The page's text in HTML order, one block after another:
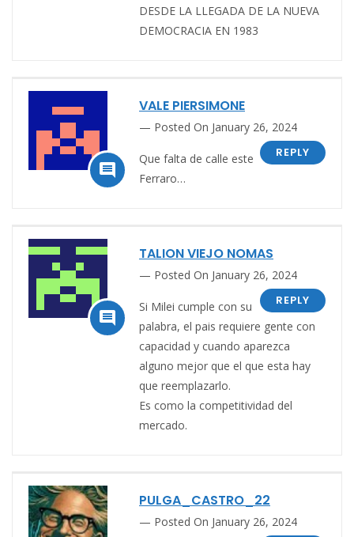
DESDE LA LLEGADA DE LA NUEVA
DEMOCRACIA EN 1983

VALE PIERSIMONE
Posted On January 26, 2024
REPLY
Que falta de calle este
Ferraro…

TALION VIEJO NOMAS
Posted On January 26, 2024
REPLY
Si Milei cumple con su
palabra, el pais requiere gente con
capacidad y cuando aparezca
alguno mejor que el que esta hay
que reemplazarlo.
Es como la competitividad del
mercado.
PULGA_CASTRO_22
Posted On January 26, 2024